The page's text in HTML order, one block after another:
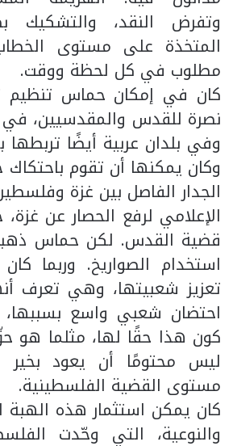
وتفرض النقد، والتشكيك
المتخذة على مستوى الخطاب
مطلوب في كل لحظة ووقت.
كان في إمكان حماس تنظيم
نصرة للقدس والمقدسيين، في
وفي بلدان عربية أيضًا تربطها
وكان يمكنها أن تقوم
الجدار الفاصل بين غزة
الإعلامي لرفع الحصار عن
قضية القدس. لكن حماس
استخدام الصواريخ. وربما
تعزيز شعبيتها، وهي تعرف
احتضان شعبي واسع
كون هذا حقًا لها، مثلما هو
ليس محتومًا أن يعود بخير
مستوى القضية الفلسطينية.
كان يمكن استثمار هذه الهبة
والنوعية، التي وحّدت